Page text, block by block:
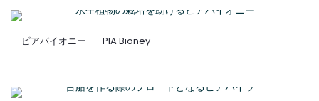
ピアバイオニー - PIA Bioney –